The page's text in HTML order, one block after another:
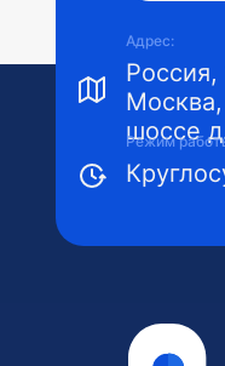
Россия,
шоссе
Адрес:
Режим